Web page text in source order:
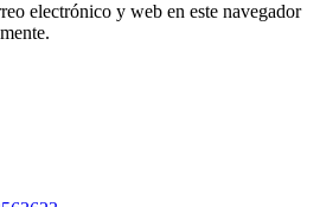
electrónico y web en este navegador